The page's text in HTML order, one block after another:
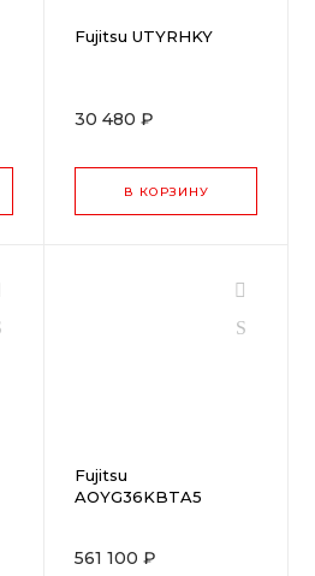
Fujitsu UTYRHKY
30 480 ₽
В КОРЗИНУ
Fujitsu
AOYG36KBTA5
561 100 ₽